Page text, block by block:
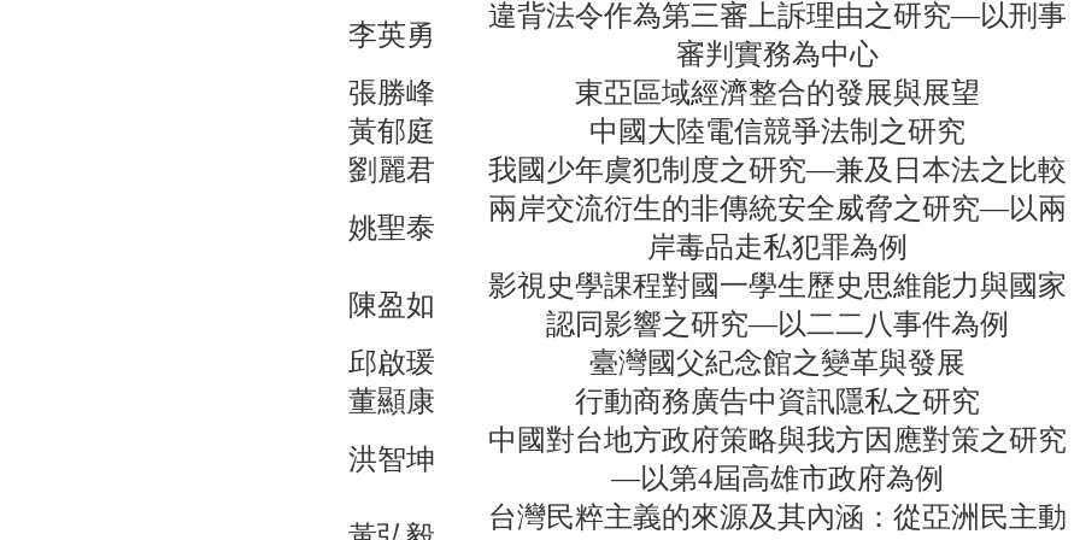
李英勇
違背法令作為第三審上訴理由之研究—以刑事
審判實務為中心
張勝峰
東亞區域經濟整合的發展與展望
黃郁庭
中國大陸電信競爭法制之研究
劉麗君
我國少年虞犯制度之研究—兼及日本法之比較
姚聖泰
兩岸交流衍生的非傳統安全威脅之研究—以兩
岸毒品走私犯罪為例
陳盈如
影視史學課程對國一學生歷史思維能力與國家
認同影響之研究—以二二八事件為例
邱啟瑗
臺灣國父紀念館之變革與發展
董顯康
行動商務廣告中資訊隱私之研究
洪智坤
中國對台地方政府策略與我方因應對策之研究
—以第4屆高雄市政府為例
台灣民粹主義的來源及其內涵：從亞洲民主動